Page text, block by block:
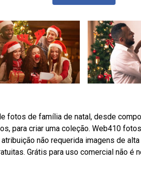
fotos de família de natal, desde
para criar uma coleção. Web410
não requerida imagens de
Grátis para uso comercial não